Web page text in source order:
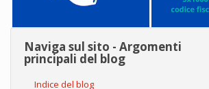
Naviga sul sito - Argomenti
principali del blog
Indice del blog